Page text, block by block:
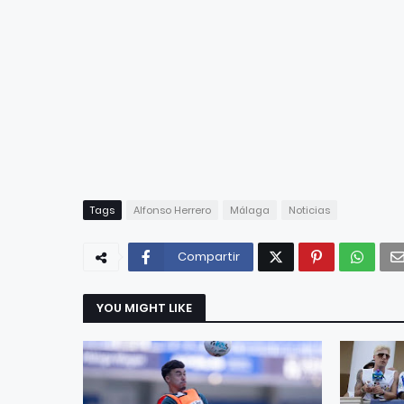
Tags Alfonso Herrero Málaga Noticias
Compartir
YOU MIGHT LIKE